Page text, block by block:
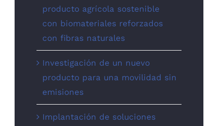
producto agrícola sostenible
con biomateriales reforzados
con fibras naturales
Investigación de un nuevo
producto para una movilidad sin
emisiones
Implantación de soluciones